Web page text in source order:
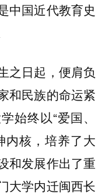
中国近代教育史
之日起，便肩负
和民族的命运紧
始终以“爱国、
内核，培养了大
和发展作出了重
大学内迁闽西长